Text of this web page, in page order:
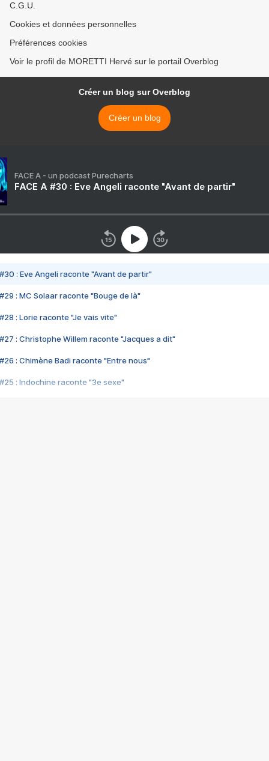
C.G.U.
Cookies et données personnelles
Préférences cookies
Voir le profil de MORETTI Hervé sur le portail Overblog
Créer un blog sur Overblog
Créer un blog
FACE A - un podcast Purecharts
FACE A #30 : Eve Angeli raconte "Avant de partir"
#30 : Eve Angeli raconte "Avant de partir"
#29 : MC Solaar raconte "Bouge de là"
#28 : Lorie raconte "Je vais vite"
#27 : Christophe Willem raconte "Jacques a dit"
#26 : Chimène Badi raconte "Entre nous"
#25 : Indochine raconte "3e sexe"